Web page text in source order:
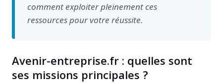
comment exploiter pleinement ces
ressources pour votre réussite.
Avenir-entreprise.fr : quelles sont
ses missions principales ?